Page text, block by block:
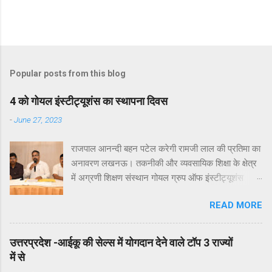
Popular posts from this blog
4 को गोयल इंस्टीट्यूशंस का स्थापना दिवस
-June 27, 2023
राजपाल आनन्दी बहन पटेल करेगी रामजी लाल की प्रतिमा का
अनावरण लखनऊ। तकनीकी और व्यवसायिक शिक्षा के क्षेत्र
में अग्रणी शिक्षण संस्थान गोयल ग्रुप ऑफ इंस्टीट्यूशंस
4 जुलाई 2023 को विद्यालय के प्रांगण में किया जाएगा। इस
बात की जानकारी आज एक प्रेसवार्ता में गोयल इंस्टीटयूशन के
निदेशक समन्वय डॉ आलोक जैन ने दी। उन्होने बताया कि
आगामी 4 जुलाई 2023 को प्रात: 11:00 बजे होने वाला गोयल
READ MORE
उत्तरप्रदेश -आईकू की सेल्स में योगदान देने वाले टॉप 3 राज्यों
में से